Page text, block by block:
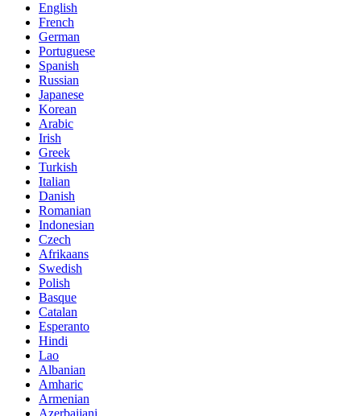
English
French
German
Portuguese
Spanish
Russian
Japanese
Korean
Arabic
Irish
Greek
Turkish
Italian
Danish
Romanian
Indonesian
Czech
Afrikaans
Swedish
Polish
Basque
Catalan
Esperanto
Hindi
Lao
Albanian
Amharic
Armenian